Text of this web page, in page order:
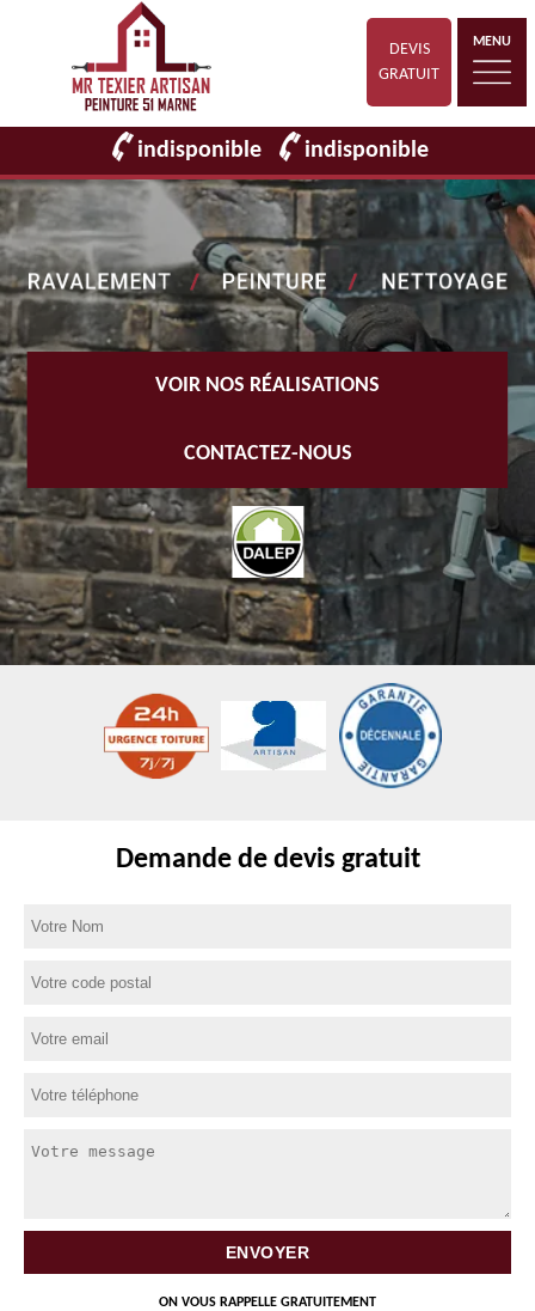
DEVIS
GRATUIT
MENU
indisponible indisponible
VOIR NOS RÉALISATIONS
CONTACTEZ-NOUS
Demande de devis gratuit
ON VOUS RAPPELLE GRATUITEMENT